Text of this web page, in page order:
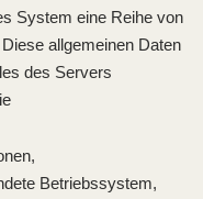
System eine Reihe von
allgemeinen Daten
des Servers
Betriebssystem,